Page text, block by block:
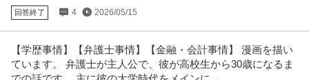
回答終了 4 2026/05/15
【学歴事情】【弁護士事情】【金融・会計事情】 漫画を描い
ています。 弁護士が主人公で、彼が高校生から30歳になるま